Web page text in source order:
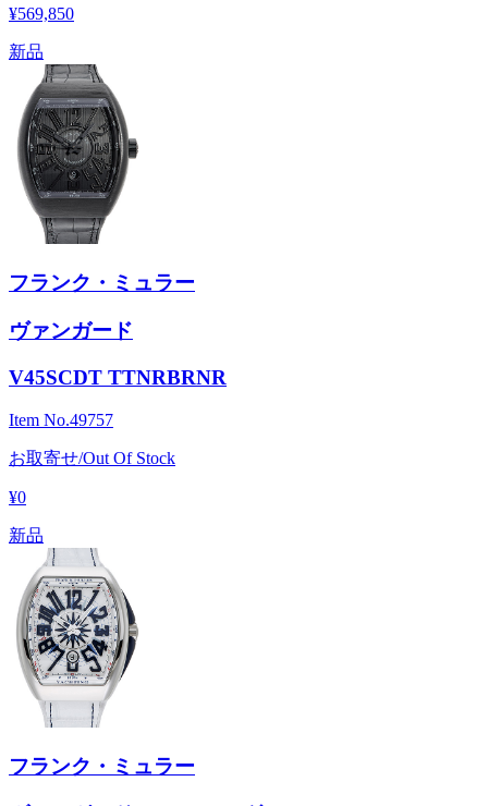
¥569,850
新品
フランク・ミュラー
ヴァンガード
V45SCDT TTNRBRNR
Item No.49757
お取寄せ/Out Of Stock
¥0
新品
フランク・ミュラー